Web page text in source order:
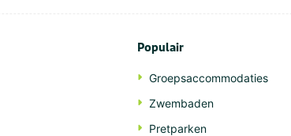
Populair
Groepsaccommodaties
Zwembaden
Pretparken